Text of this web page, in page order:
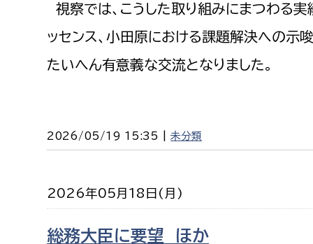
視察では、こうした取り組みにまつわる
ッセンス、小田原における課題解決への示
たいへん有意義な交流となりました。
2026/05/19 15:35 |未分類
2026年05月18日(月)
総務大臣に要望 ほか